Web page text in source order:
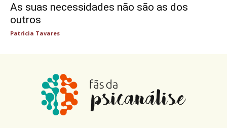
As suas necessidades não são as dos
outros
Patricia Tavares